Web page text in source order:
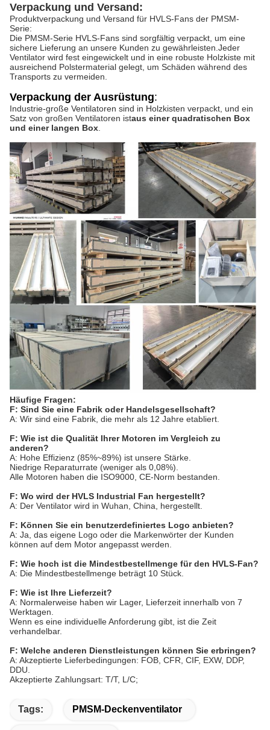
Verpackung und Versand:
Produktverpackung und Versand für HVLS-Fans der PMSM-
Serie:
Die PMSM-Serie HVLS-Fans sind sorgfältig verpackt, um eine
sichere Lieferung an unsere Kunden zu gewährleisten.Jeder
Ventilator wird fest eingewickelt und in eine robuste Holzkiste mit
ausreichend Polstermaterial gelegt, um Schäden während des
Transports zu vermeiden.
Verpackung der Ausrüstung:
Industrie-große Ventilatoren sind in Holzkisten verpackt, und ein
Satz von großen Ventilatoren istaus einer quadratischen Box
und einer langen Box
Häufige Fragen:
F: Sind Sie eine Fabrik oder Handelsgesellschaft?
A: Wir sind eine Fabrik, die mehr als 12 Jahre etabliert.
F: Wie ist die Qualität Ihrer Motoren im Vergleich zu
anderen?
A: Hohe Effizienz (85%~89%) ist unsere Stärke.
Niedrige Reparaturrate (weniger als 0,08%).
Alle Motoren haben die ISO9000, CE-Norm bestanden.
F: Wo wird der HVLS Industrial Fan hergestellt?
A: Der Ventilator wird in Wuhan, China, hergestellt.
F: Können Sie ein benutzerdefiniertes Logo anbieten?
A: Ja, das eigene Logo oder die Markenwörter der Kunden
können auf dem Motor angepasst werden.
F: Wie hoch ist die Mindestbestellmenge für den HVLS-Fan?
A: Die Mindestbestellmenge beträgt 10 Stück.
F: Wie ist Ihre Lieferzeit?
A: Normalerweise haben wir Lager, Lieferzeit innerhalb von 7
Werktagen.
Wenn es eine individuelle Anforderung gibt, ist die Zeit
verhandelbar.
F: Welche anderen Dienstleistungen können Sie erbringen?
A: Akzeptierte Lieferbedingungen: FOB, CFR, CIF, EXW, DDP,
DDU.
Akzeptierte Zahlungsart: T/T, L/C;
Tags: PMSM-Deckenventilator